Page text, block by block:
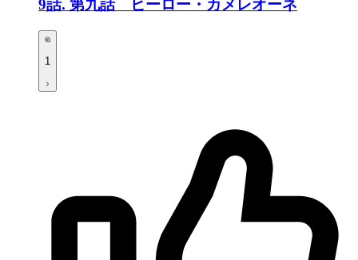
9話. 第九話 ヒーロー・カメレオーネ
1